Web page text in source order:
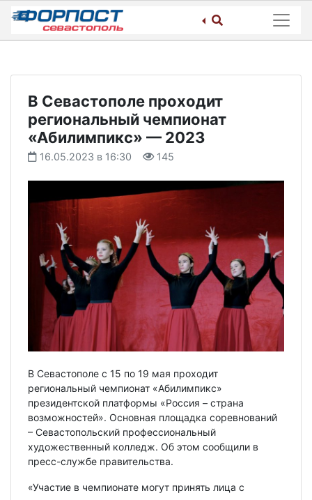
Skip
content
В Севастополе проходит
региональный чемпионат
«Абилимпикс» — 2023
16.05.2023 в 16:30 145
В Севастополе с 15 по 19 мая проходит
региональный чемпионат «Абилимпикс»
президентской платформы «Россия – страна
возможностей». Основная площадка соревнований
– Севастопольский профессиональный
художественный колледж. Об этом сообщили в
пресс-службе правительства.
«Участие в чемпионате могут принять лица с